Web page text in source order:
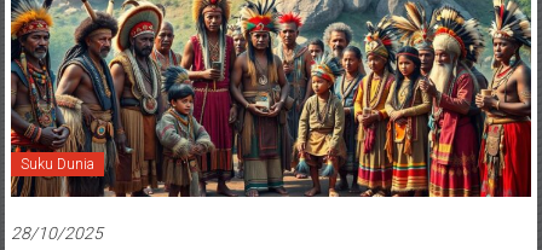
Suku Dunia
28/10/2025